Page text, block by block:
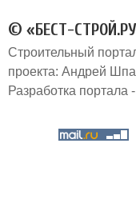
© «БЕСТ-
Строительный
проекта: Андрей
Разработка портала -